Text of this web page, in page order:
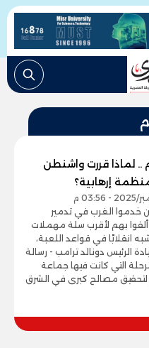
.. لماذا قررت واشنطن
إرهابية؟
خدموا الغرب في تدمير
ألقوا بهم لأقرب سلة مهملات
انقلابًا في قواعد اللعبة،
الرئيس دونالد ترامب - رسالة
التي كانت فيها جماعة
لتحقيق مصالح كبرى في الشرق